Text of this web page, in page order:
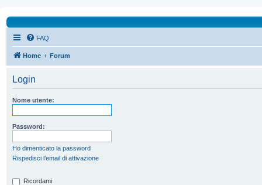
FAQ
Home Forum
Login
Nome utente:
Password:
Ho dimenticato la password
Rispedisci l’email di attivazione
Ricordami